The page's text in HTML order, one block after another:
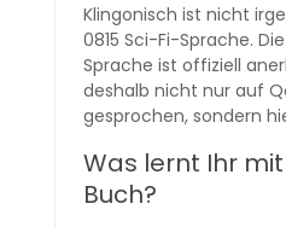
Klingonisch ist nicht
0815 Sci-Fi-Sprache.
Sprache ist offiziell
deshalb nicht nur auf
gesprochen, sondern
Was lernt Ihr
Buch?